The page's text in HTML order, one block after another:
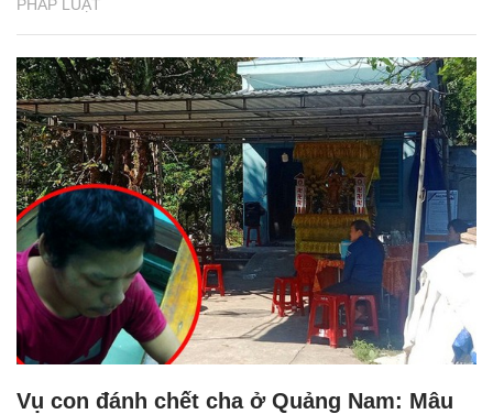
PHÁP LUẬT
Vụ con đánh chết cha ở Quảng Nam: Mâu